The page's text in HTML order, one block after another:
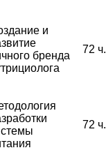
и
бренда
72 ч.
72 ч.